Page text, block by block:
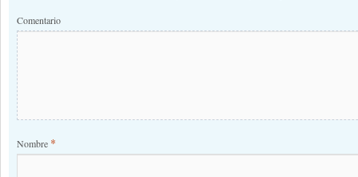
Comentario
Nombre *